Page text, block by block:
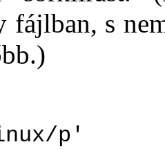
fájlban, s
p'